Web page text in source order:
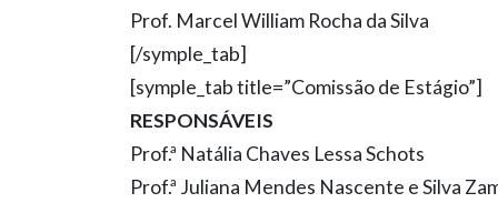
Prof. Marcel William Rocha da Silva
[/symple_tab]
[symple_tab title=”Comissão de Estágio”]
RESPONSÁVEIS
Prof.ª Natália Chaves Lessa Schots
Prof.ª Juliana Mendes Nascente e Silva